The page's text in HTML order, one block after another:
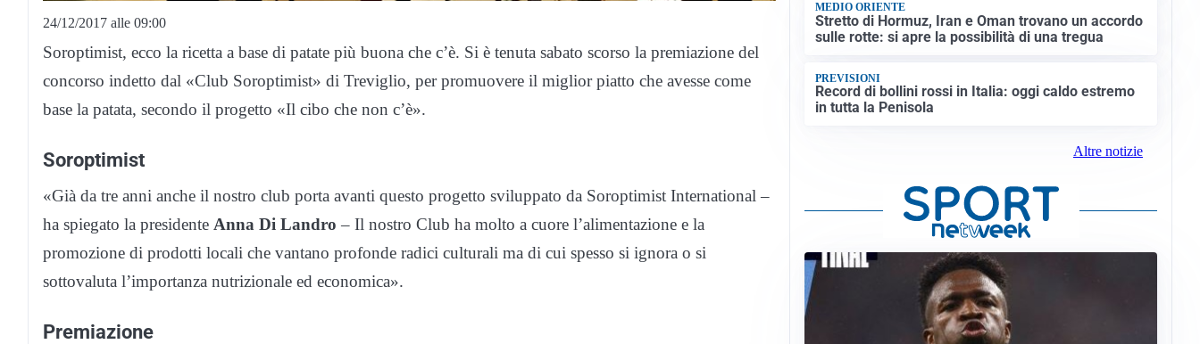
24/12/2017 alle 09:00
Soroptimist, ecco la ricetta a base di patate più buona che c’è. Si è tenuta sabato scorso la premiazione del
concorso indetto dal «Club Soroptimist» di Treviglio, per promuovere il miglior piatto che avesse come
base la patata, secondo il progetto «Il cibo che non c’è».
Soroptimist
«Già da tre anni anche il nostro club porta avanti questo progetto sviluppato da Soroptimist International –
ha spiegato la presidente Anna Di Landro – Il nostro Club ha molto a cuore l’alimentazione e la
promozione di prodotti locali che vantano profonde radici culturali ma di cui spesso si ignora o si
sottovaluta l’importanza nutrizionale ed economica».
Premiazione
MEDIO ORIENTE
Stretto di Hormuz, Iran e Oman trovano un accordo
sulle rotte: si apre la possibilità di una tregua
PREVISIONI
Record di bollini rossi in Italia: oggi caldo estremo
in tutta la Penisola
Altre notizie